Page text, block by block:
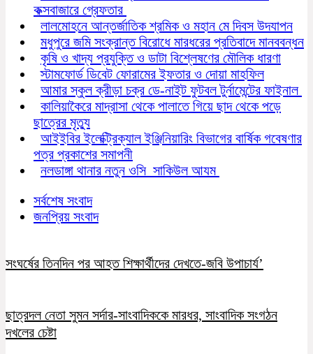
কক্সবাজারে গ্রেফতার
লালমোহনে আন্তর্জাতিক শ্রমিক ও মহান মে দিবস উদযাপন
মধুপুরে জমি সংক্রান্ত বিরোধে মারধরের প্রতিবাদে মানববন্ধন
কৃষি ও খাদ্য প্রযুক্তি ও ডাটা বিশ্লেষণের মৌলিক ধারণা
স্টামফোর্ড ডিবেট ফোরামের ইফতার ও দোয়া মাহফিল
আমার স্কুল ক্রীড়া চক্র ডে-নাইট ফুটবল টুর্নামেন্টের ফাইনাল
কালিয়াকৈরে মাদ্রাসা থেকে পালাতে গিয়ে ছাদ থেকে পড়ে
ছাত্রের মৃত্যু
আইইবির ইলেক্ট্রিক্যাল ইঞ্জিনিয়ারিং বিভাগের বার্ষিক গবেষণার
পত্র প্রকাশের সমাপনী
নলডাঙ্গা থানার নতুন ওসি সাকিউল আযম
সর্বশেষ সংবাদ
জনপ্রিয় সংবাদ
সংঘর্ষের তিনদিন পর আহত শিক্ষার্থীদের দেখতে-জবি উপাচার্য’
ছাত্রদল নেতা সুমন সর্দার-সাংবাদিককে মারধর, সাংবাদিক সংগঠন
দখলের চেষ্টা